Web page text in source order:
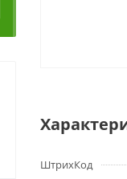
ШтрихКод